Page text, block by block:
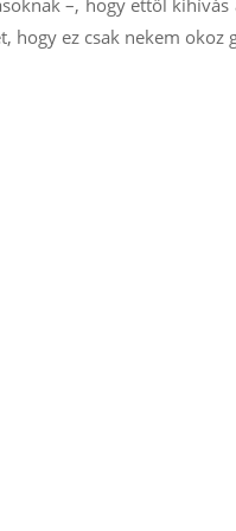
–, hogy ettől
hogy ez csak nekem okoz